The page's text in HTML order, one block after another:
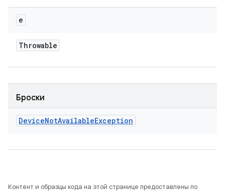
e
Throwable
Броски
DeviceNotAvailableException
Контент и образцы кода на этой странице предоставлены по